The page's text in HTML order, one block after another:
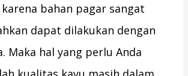
bahan pagar sangat
dapat dilakukan dengan
Maka hal yang perlu Anda